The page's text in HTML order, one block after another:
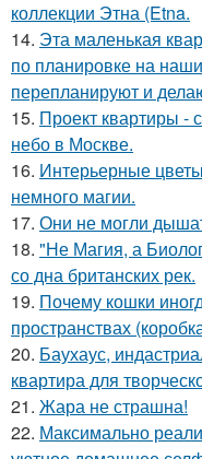
коллекции Этна (Etna.
14. Эта маленькая
по планировке на
перепланируют и
15. Проект квартиры -
небо в Москве.
16. Интерьерные
немного магии.
17. Они не могли
18. "Не Магия, а
со дна британских рек.
19. Почему кошки
пространствах
20. Баухаус,
квартира для
21. Жара не страшна!
22. Максимально